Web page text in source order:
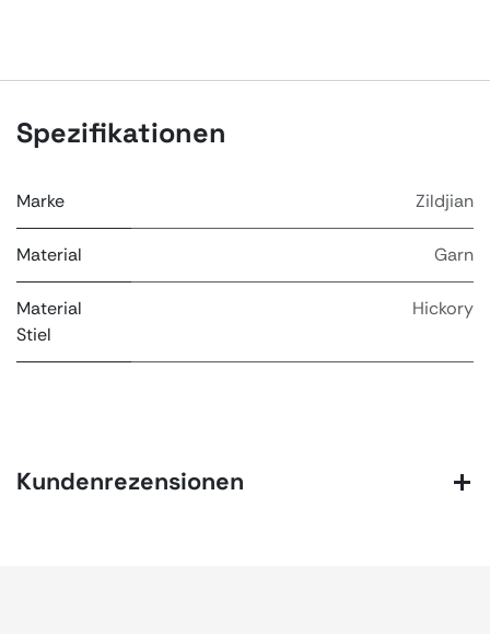
Spezifikationen
Marke Zildjian
Material Garn
Material
Stiel
Hickory
Kundenrezensionen